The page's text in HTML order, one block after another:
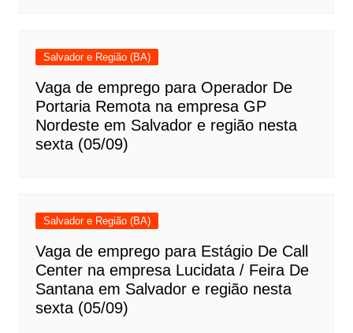
Salvador e Região (BA)
Vaga de emprego para Operador De
Portaria Remota na empresa GP
Nordeste em Salvador e região nesta
sexta (05/09)
Salvador e Região (BA)
Vaga de emprego para Estágio De Call
Center na empresa Lucidata / Feira De
Santana em Salvador e região nesta
sexta (05/09)